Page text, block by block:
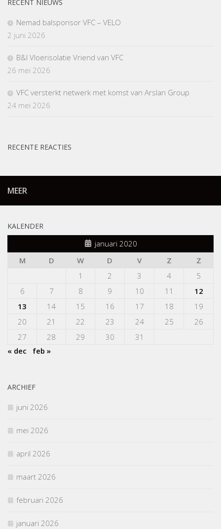
RECENT NIEUWS
Nemad balsponsor VFC – VELO
2 juni 2026
B&I Vloerisolatie Vriend van VFC
26 mei 2026
VFC versterkt netwerk met komst van Arslan Group
24 mei 2026
RECENTE REACTIES
MEER
KALENDER
januari 2020
M
D W D V Z
Z
1
2 3 4
5
6
7 8 9 10 11
12
13
14 15 16 17 18
19
20
21 22 23 24 25
26
27
28 29 30
31
« dec
feb »
ARCHIEF
juni 2026
mei 2026
april 2026
maart 2026
februari 2026
januari 2026